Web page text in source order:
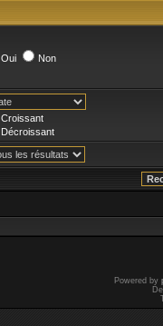
Oui Non
Croissant
Décroissant
Powered by